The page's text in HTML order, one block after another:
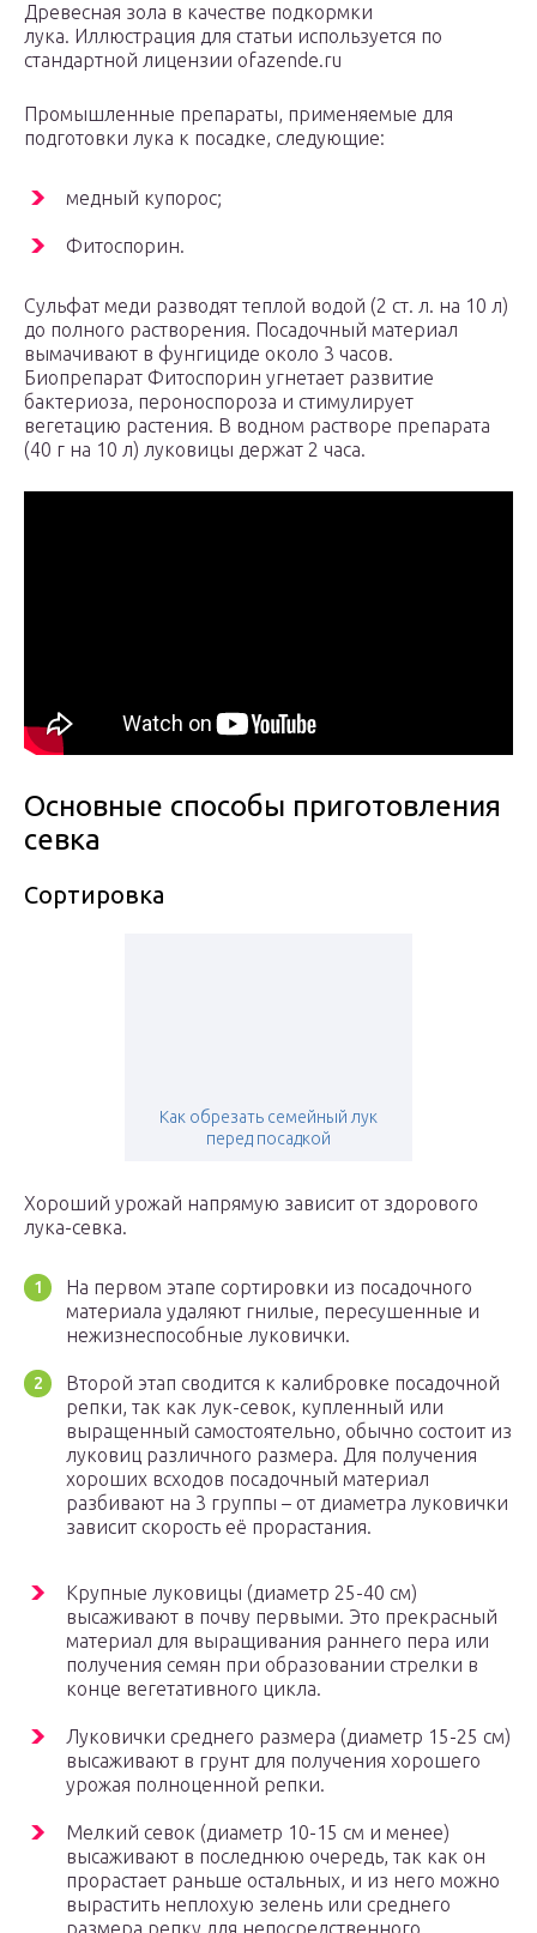
Древесная зола в качестве подкормки
лука. Иллюстрация для статьи используется по
стандартной лицензии ofazende.ru
Промышленные препараты, применяемые для
подготовки лука к посадке, следующие:
медный купорос;
Фитоспорин.
Сульфат меди разводят теплой водой (2 ст. л. на 10 л)
до полного растворения. Посадочный материал
вымачивают в фунгициде около 3 часов.
Биопрепарат Фитоспорин угнетает развитие
бактериоза, пероноспороза и стимулирует
вегетацию растения. В водном растворе препарата
(40 г на 10 л) луковицы держат 2 часа.
Основные способы приготовления
севка
Сортировка
Как обрезать семейный лук
перед посадкой
Хороший урожай напрямую зависит от здорового
лука-севка.
На первом этапе сортировки из посадочного
материала удаляют гнилые, пересушенные и
нежизнеспособные луковички.
Второй этап сводится к калибровке посадочной
репки, так как лук-севок, купленный или
выращенный самостоятельно, обычно состоит из
луковиц различного размера. Для получения
хороших всходов посадочный материал
разбивают на 3 группы – от диаметра луковички
зависит скорость её прорастания.
Крупные луковицы (диаметр 25-40 см)
высаживают в почву первыми. Это прекрасный
материал для выращивания раннего пера или
получения семян при образовании стрелки в
конце вегетативного цикла.
Луковички среднего размера (диаметр 15-25 см)
высаживают в грунт для получения хорошего
урожая полноценной репки.
Мелкий севок (диаметр 10-15 см и менее)
высаживают в последнюю очередь, так как он
прорастает раньше остальных, и из него можно
вырастить неплохую зелень или среднего
размера репку для непосредственного